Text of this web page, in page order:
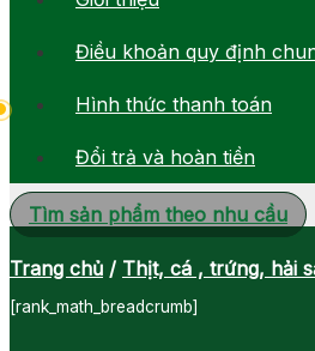
Điều khoản quy định
Hình thức thanh toán
Đổi trả và hoàn tiền
Tìm sản phẩm theo nhu cầu
Trang chủ / Thịt, cá , trứng, hải
[rank_math_breadcrumb]